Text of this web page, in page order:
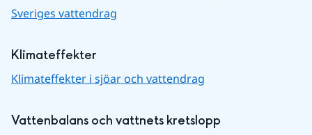
Sveriges vattendrag
Klimateffekter
Klimateffekter i sjöar och vattendrag
Vattenbalans och vattnets kretslopp